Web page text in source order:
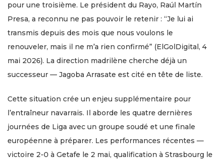
pour une troisième. Le président du Rayo, Raúl Martín
Presa, a reconnu ne pas pouvoir le retenir : “Je lui ai
transmis depuis des mois que nous voulons le
renouveler, mais il ne m’a rien confirmé” (ElGolDigital, 4
mai 2026). La direction madrilène cherche déjà un
successeur — Jagoba Arrasate est cité en tête de liste.
Cette situation crée un enjeu supplémentaire pour
l’entraîneur navarrais. Il aborde les quatre dernières
journées de Liga avec un groupe soudé et une finale
européenne à préparer. Les performances récentes —
victoire 2-0 à Getafe le 2 mai, qualification à Strasbourg le